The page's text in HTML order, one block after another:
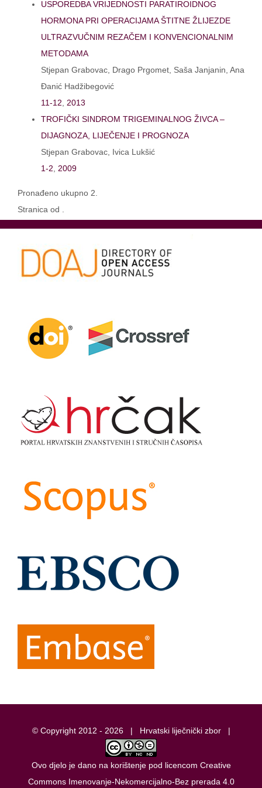
USPOREDBA VRIJEDNOSTI PARATIROIDNOG
HORMONA PRI OPERACIJAMA ŠTITNE ŽLIJEZDE
ULTRAZVUČNIM REZAČEM I KONVENCIONALNIM
METODAMA
Stjepan Grabovac, Drago Prgomet, Saša Janjanin, Ana
Đanić Hadžibegović
11-12
2013
TROFIČKI SINDROM TRIGEMINALNOG ŽIVCA –
DIJAGNOZA, LIJEČENJE I PROGNOZA
Stjepan Grabovac, Ivica Lukšić
1-2
2009
Pronađeno ukupno 2.
Stranica od .
© Copyright 2012 - 2026 | Hrvatski liječnički zbor|
Ovo djelo je dano na korištenje pod licencom Creative
Commons Imenovanje-Nekomercijalno-Bez prerada 4.0